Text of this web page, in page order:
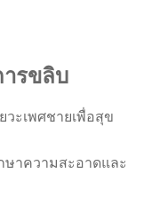
ารขลิบ
ะเพศชายเพื่อสุข
ษาความสะอาดและ